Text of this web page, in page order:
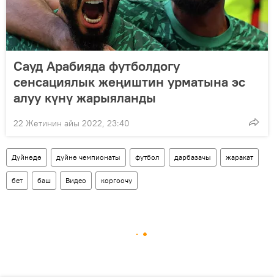
Сауд Арабияда футболдогу
сенсациялык жеңиштин урматына эс
алуу күнү жарыяланды
22 Жетинин айы 2022, 23:40
Дүйнөдө дүйнө чемпионаты футбол дарбазачы жаракат
бет баш Видео коргоочу